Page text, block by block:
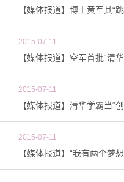
【媒体报道】博士黄军其“
2015-07-11
【媒体报道】空军首批“清
2015-07-11
【媒体报道】清华学霸当“
2015-07-11
【媒体报道】“我有两个梦